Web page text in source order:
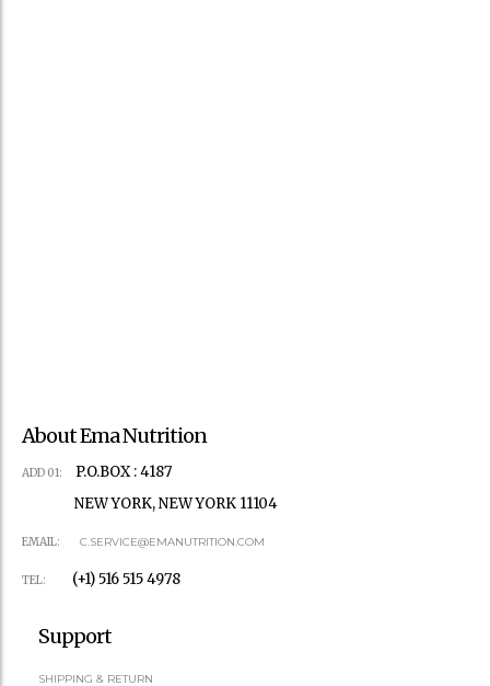
About Ema Nutrition
ADD 01:
P.O.BOX : 4187
NEW YORK, NEW YORK 11104
EMAIL: C.SERVICE@EMANUTRITION.COM
TEL: (+1) 516 515 4978
Support
SHIPPING & RETURN